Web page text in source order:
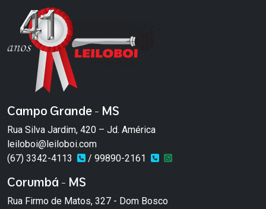
Campo Grande - MS
Rua Silva Jardim, 420 – Jd. América
leiloboi@leiloboi.com
(67) 3342-4113
/ 99890-2161
Corumbá - MS
Rua Firmo de Matos, 327 - Dom Bosco